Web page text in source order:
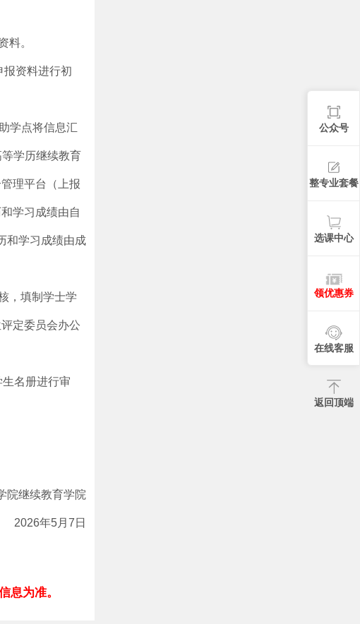
料。
报资料进行初
学点将信息汇
学历继续教育
理平台（上报
学习成绩由自
和学习成绩由成
，填制学士学
定委员会办公
名册进行审
院继续教育学院
2026年5月7日
息为准。
公众号
整专业套餐
选课中心
领优惠券
在线客服
返回顶端